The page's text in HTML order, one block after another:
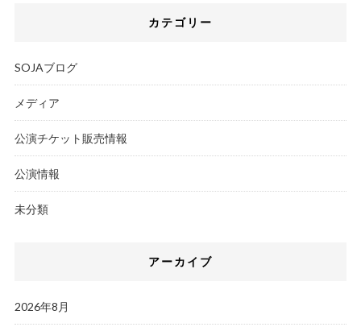
カテゴリー
SOJAブログ
メディア
公演チケット販売情報
公演情報
未分類
アーカイブ
2026年8月